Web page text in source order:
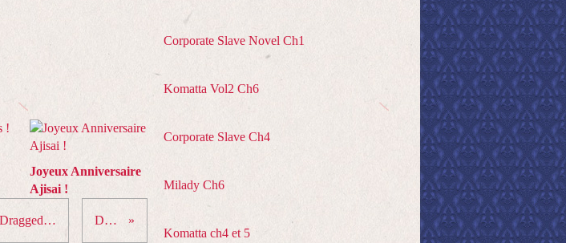
Joyeux Anniversaire
Ajisai !
Money makes the (other) world go round: The Corporate Slave Dragged into the Saint summoning (Novel) Darlings
Corporate Slave Novel Ch1
Komatta Vol2 Ch6
Corporate Slave Ch4
Milady Ch6
Komatta ch4 et 5